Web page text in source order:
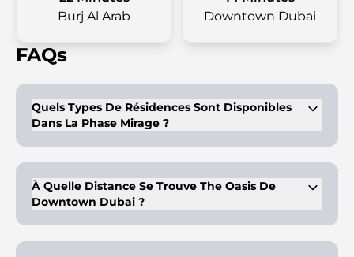
Burj Al Arab
Downtown Dubai
FAQs
Quels Types De Résidences Sont Disponibles
Dans La Phase Mirage ?
À Quelle Distance Se Trouve The Oasis De
Downtown Dubai ?